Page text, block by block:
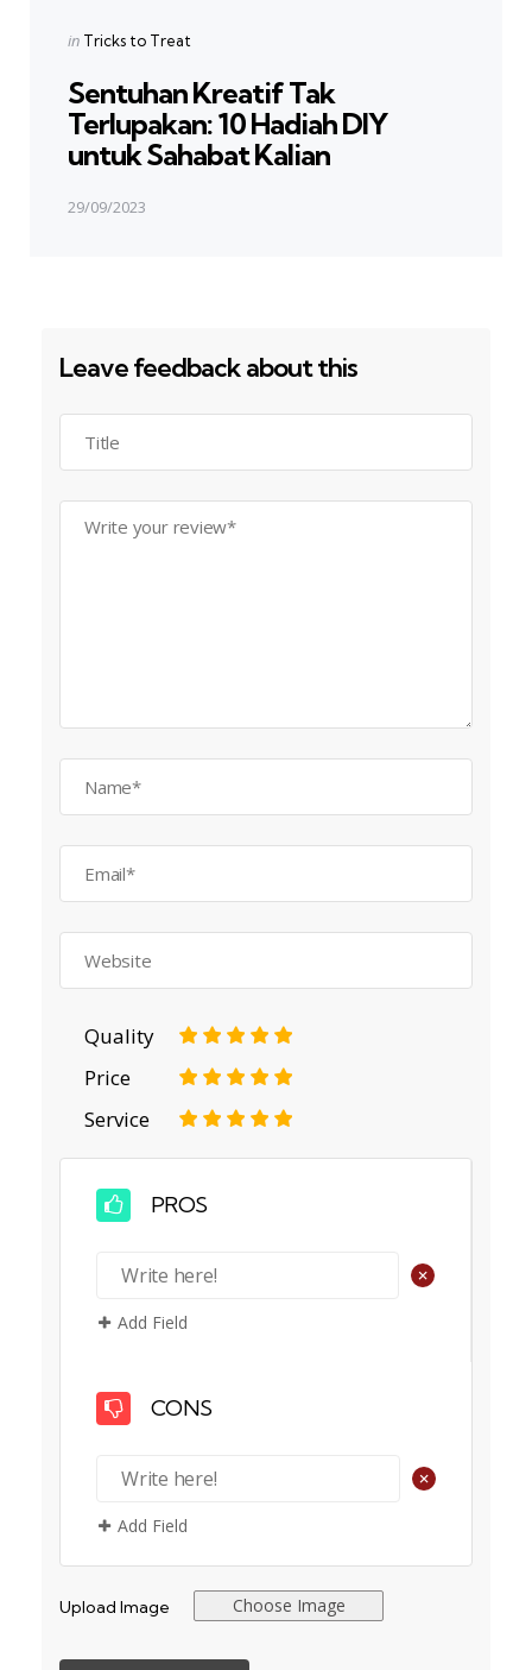
Posted
in Tricks to Treat
Sentuhan Kreatif Tak
Terlupakan: 10 Hadiah DIY
untuk Sahabat Kalian
29/09/2023
Leave feedback about this
Quality 5
4
3
2
Price 5
4
3
2
Service 5
4
3
2
PROS
+
Add Field
CONS
+
Add Field
Upload Image Choose Image